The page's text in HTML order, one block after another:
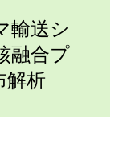
輸送シ
融合プ
解析